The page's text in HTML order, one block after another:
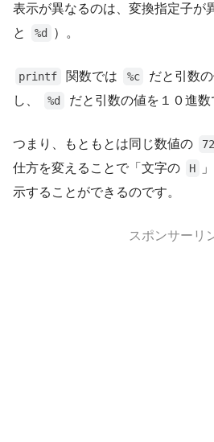
表示が異なるのは、変換指定子が
と %d ）。
printf 関数では %c
だと引数
し、
%d だと引数の値を１０進数
つまり、もともとは同じ数値の 72
仕方を変えることで「文字の
H
示することができるのです。
スポンサーリ